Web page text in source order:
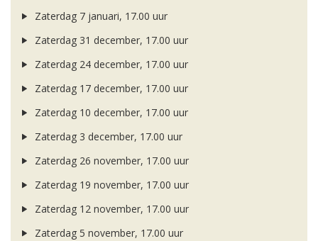
Zaterdag 7 januari, 17.00 uur
Zaterdag 31 december, 17.00 uur
Zaterdag 24 december, 17.00 uur
Zaterdag 17 december, 17.00 uur
Zaterdag 10 december, 17.00 uur
Zaterdag 3 december, 17.00 uur
Zaterdag 26 november, 17.00 uur
Zaterdag 19 november, 17.00 uur
Zaterdag 12 november, 17.00 uur
Zaterdag 5 november, 17.00 uur